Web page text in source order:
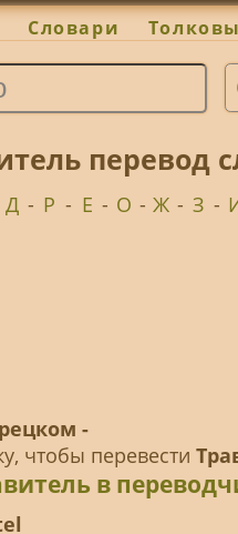
Словари
перевод
Д - Р - Е - О - Ж - З -
-
чтобы перевести
в